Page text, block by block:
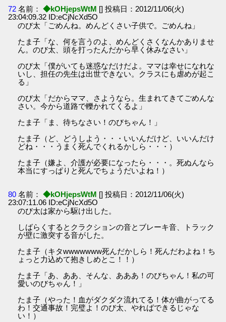
72 名前： ◆kOHjepsWtM [] 投稿日：2012/11/06(火)
23:04:09.32 ID:eCjNcXd5O
のび太「ごめんね。めんどくさい子供で。ごめんね」
たま子「な、何を言うのよ、めんどくさくなんかありませ
ん。のび太、頭を打ったんだから早く休みなさい」
のび太「僕がいても迷惑なだけだよ。ママは幸せになれな
いし、担任の先生は出世できない。クラスにも虐めが起こ
る」
のび太「だからママ、さようなら。生まれてきてごめんな
さい。今から道路で轢かれてくるよ」
たま子「ま、待ちなさい！のびちゃん！」
たま子（ど、どうしよう・・・いいんだけど、いいんだけ
どね・・・うまく死んでくれるかしら・・・）
たま子（嫌よ、介護が必要になったら・・・。死ぬんなら
本当にすっぱりと死んでちょうだいよね！）
80 名前： ◆kOHjepsWtM [] 投稿日：2012/11/06(火)
23:07:11.06 ID:eCjNcXd5O
のび太は家から駆け出した。
しばらくするとクラクションの音とブレーキ音、トラック
が壁に激突する音がした。
たま子（キタwwwwwww死んだかしら！死んだわよね！ち
ょっと力込めて抱きしめとこ！！）
たま子「あ、ああ、そんな、あああ！のびちゃん！私の可
愛いのびちゃん！」
たま子（やった！血がダクダク流れてる！体が曲がってる
わ！交通事故！完璧よ！のび太、やればできるじゃな
い！）